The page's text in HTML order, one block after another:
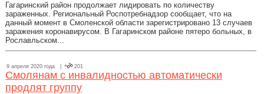
Гагаринский район продолжает лидировать по количеству
зараженных. Региональный Роспотребнадзор сообщает, что на
данный момент в Смоленской области зарегистрировано 13 случаев
заражения коронавирусом. В Гагаринском районе пятеро больных, в
Рославльском...
9 апреля 2020 года | 201
Смолянам с инвалидностью автоматически
продлят группу